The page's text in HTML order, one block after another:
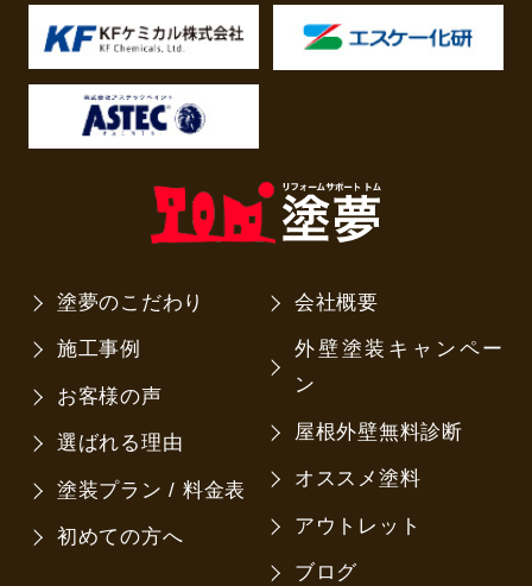
塗夢のこだわり
施工事例
お客様の声
選ばれる理由
塗装プラン / 料金表
初めての方へ
会社概要
外壁塗装キャンペー
ン
屋根外壁無料診断
オススメ塗料
アウトレット
ブログ